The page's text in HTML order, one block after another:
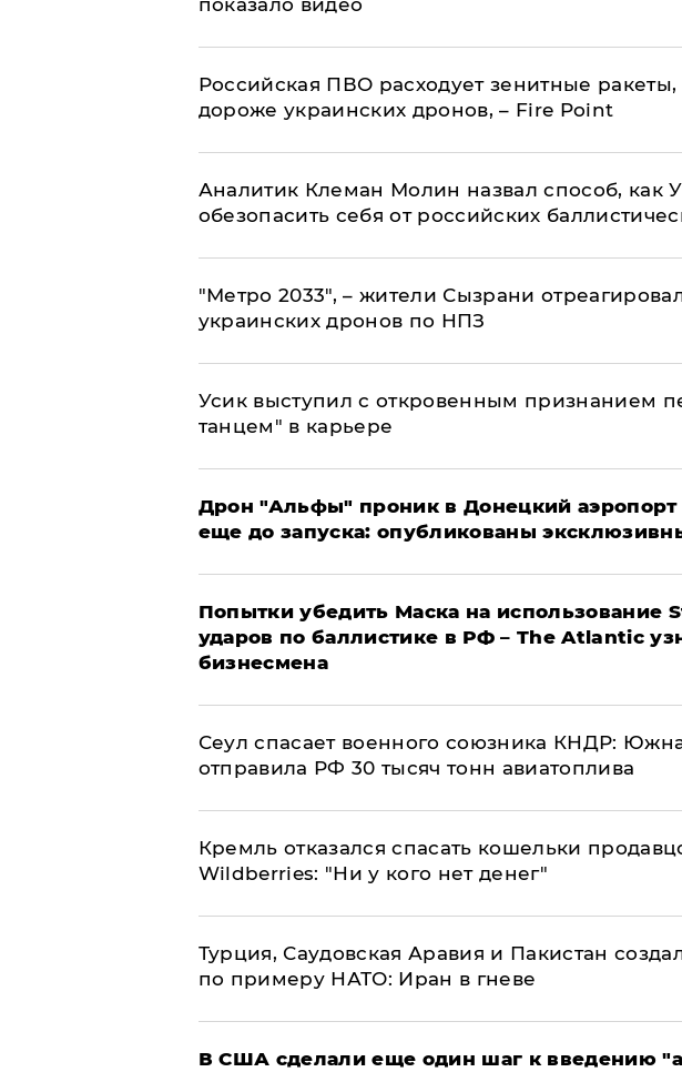
показало видео
Российская ПВО расходует зенитные ракеты,
дороже украинских дронов, – Fire Point
Аналитик Клеман Молин назвал способ, как
обезопасить себя от российских
"Метро 2033", – жители Сызрани
украинских дронов по НПЗ
Усик выступил с откровенным признанием
танцем" в карьере
Дрон "Альфы" проник в Донецкий
еще до запуска: опубликованы
Попытки убедить Маска на использование
ударов по баллистике в РФ – The Atlantic
бизнесмена
​Сеул спасает военного союзника КНДР:
отправила РФ 30 тысяч тонн авиатоплива
Кремль отказался спасать кошельки
Wildberries: "Ни у кого нет денег"
Турция, Саудовская Аравия и Пакистан
по примеру НАТО: Иран в гневе
В США сделали еще один шаг к введению